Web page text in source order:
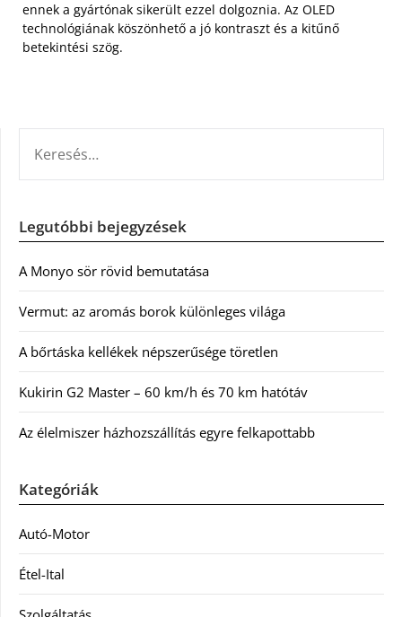
ennek a gyártónak sikerült ezzel dolgoznia. Az OLED
technológiának köszönhető a jó kontraszt és a kitűnő
betekintési szög.
Legutóbbi bejegyzések
A Monyo sör rövid bemutatása
Vermut: az aromás borok különleges világa
A bőrtáska kellékek népszerűsége töretlen
Kukirin G2 Master – 60 km/h és 70 km hatótáv
Az élelmiszer házhozszállítás egyre felkapottabb
Kategóriák
Autó-Motor
Étel-Ital